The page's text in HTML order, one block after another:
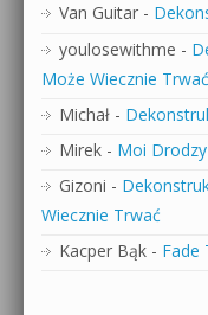
Van Guitar -
youlosewithme -
Może Wiecznie Trwać
Michał -
Mirek - Moi
Gizoni -
Wiecznie Trwać
Kacper Bąk - Fade